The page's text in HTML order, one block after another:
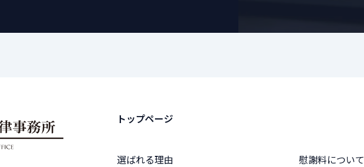
トップページ
選ばれる理由
慰謝料について